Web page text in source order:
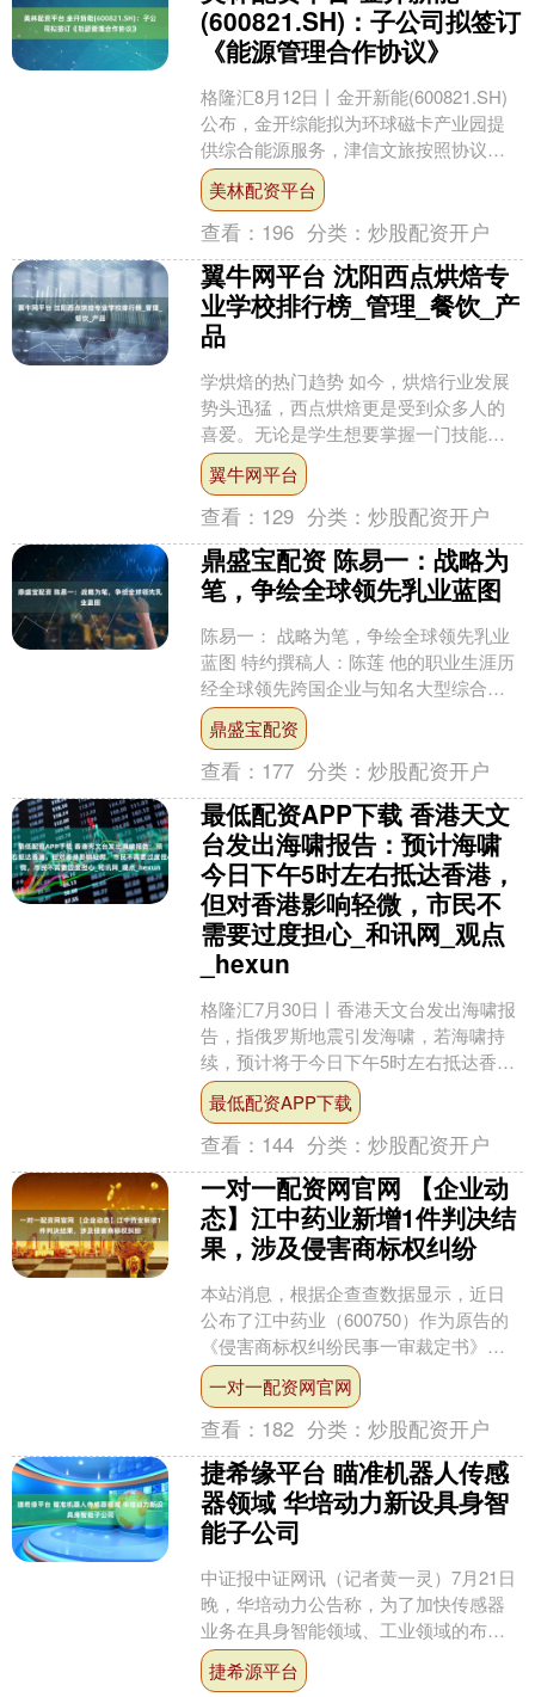
(600821.SH)：子公司拟签订
《能源管理合作协议》
格隆汇8月12日丨金开新能(600821.SH)
公布，金开综能拟为环球磁卡产业园提
供综合能源服务，津信文旅按照协议约
定支付能源费用，项目运营期限为自项
目全部投产....
美林配资平台
查看： 196 分类：炒股配资开户
翼牛网平台 沈阳西点烘焙专
业学校排行榜_管理_餐饮_产
品
学烘焙的热门趋势 如今，烘焙行业发展
势头迅猛，西点烘焙更是受到众多人的
喜爱。无论是学生想要掌握一门技能，
宝妈和家庭主妇希望增添生活乐趣，退
休老人寻找新的爱好，还....
翼牛网平台
查看： 129 分类：炒股配资开户
鼎盛宝配资 陈易一：战略为
笔，争绘全球领先乳业蓝图
陈易一： 战略为笔，争绘全球领先乳业
蓝图 特约撰稿人：陈莲 他的职业生涯历
经全球领先跨国企业与知名大型综合集
团，是在多个行业并购整合、战略布
局、产业运营领域积累....
鼎盛宝配资
查看： 177 分类：炒股配资开户
最低配资APP下载 香港天文
台发出海啸报告：预计海啸
今日下午5时左右抵达香港，
但对香港影响轻微，市民不
需要过度担心_和讯网_观点
_hexun
格隆汇7月30日丨香港天文台发出海啸报
告，指俄罗斯地震引发海啸，若海啸持
续，预计将于今日下午5时左右抵达香
港。香港天文台预测此次海啸对香港影
响轻微，市民不需要过....
最低配资APP下载
查看： 144 分类：炒股配资开户
一对一配资网官网 【企业动
态】江中药业新增1件判决结
果，涉及侵害商标权纠纷
本站消息，根据企查查数据显示，近日
公布了江中药业（600750）作为原告的
《侵害商标权纠纷民事一审裁定书》，
详细内容如下： 案号：（2024）赣01民
初290号....
一对一配资网官网
查看： 182 分类：炒股配资开户
捷希缘平台 瞄准机器人传感
器领域 华培动力新设具身智
能子公司
中证报中证网讯（记者黄一灵）7月21日
晚，华培动力公告称，为了加快传感器
业务在具身智能领域、工业领域的布
局，促进相关业务发展，进一步提升公
司综合竞争力，公司拟使....
捷希源平台